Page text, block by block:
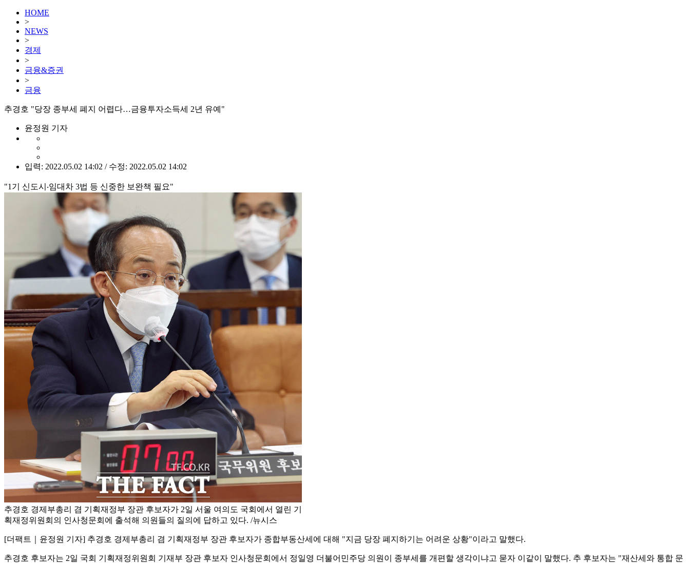
HOME
>
NEWS
>
경제
>
금융&증권
>
금융
추경호 "당장 종부세 폐지 어렵다…금융투자소득세 2년 유예"
윤정원 기자
입력: 2022.05.02 14:02 / 수정: 2022.05.02 14:02
"1기 신도시‧임대차 3법 등 신중한 보완책 필요"
추경호 경제부총리 겸 기획재정부 장관 후보자가 2일 서울 여의도 국회에서 열린 기
획재정위원회의 인사청문회에 출석해 의원들의 질의에 답하고 있다. /뉴시스
[더팩트｜윤정원 기자] 추경호 경제부총리 겸 기획재정부 장관 후보자가 종합부동산세에 대해 "지금 당장 폐지하기는 어려운 상황"이라고 말했다.
추경호 후보자는 2일 국회 기획재정위원회 기재부 장관 후보자 인사청문회에서 정일영 더불어민주당 의원이 종부세를 개편할 생각이냐고 묻자 이같이 말했다. 추 후보자는 "재산세와 통합 문